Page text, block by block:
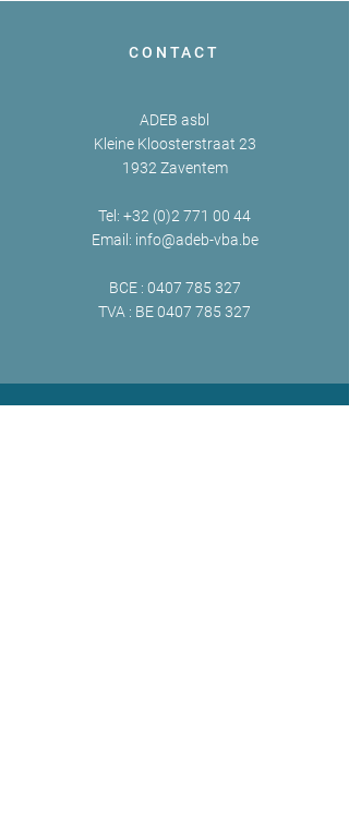
CONTACT
ADEB asbl
Kleine Kloosterstraat 23
1932 Zaventem
Tel: +32 (0)2 771 00 44
Email: info@adeb-vba.be
BCE : 0407 785 327
TVA : BE0407 785 327